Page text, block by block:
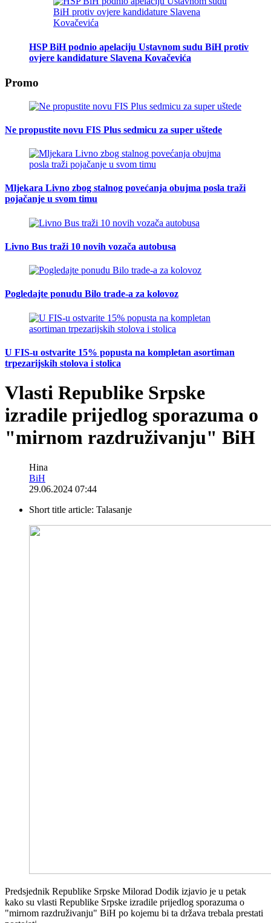
HSP BiH podnio apelaciju Ustavnom sudu BiH protiv
ovjere kandidature Slavena Kovačevića
Promo
Ne propustite novu FIS Plus sedmicu za super uštede
Mljekara Livno zbog stalnog povećanja obujma posla traži
pojačanje u svom timu
Livno Bus traži 10 novih vozača autobusa
Pogledajte ponudu Bilo trade-a za kolovoz
U FIS-u ostvarite 15% popusta na kompletan asortiman
trpezarijskih stolova i stolica
Vlasti Republike Srpske
izradile prijedlog sporazuma o
"mirnom razdruživanju" BiH
Hina
BiH
29.06.2024 07:44
Short title article: Talasanje
Predsjednik Republike Srpske Milorad Dodik izjavio je u petak
kako su vlasti Republike Srpske izradile prijedlog sporazuma o
"mirnom razdruživanju" BiH po kojemu bi ta država trebala prestati